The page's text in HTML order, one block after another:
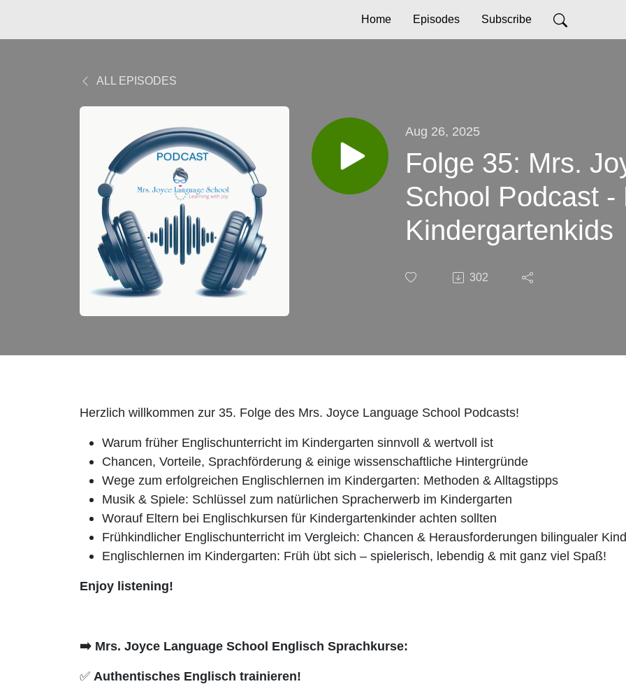
Home Episodes Subscribe
ALL EPISODES
Aug 26, 2025
Folge 35: Mrs.
School Podcast -
Kindergartenkids
302
Herzlich willkommen zur 35. Folge des Mrs. Joyce Language School Podcasts!
Warum früher Englischunterricht im Kindergarten sinnvoll & wertvoll ist
Chancen, Vorteile, Sprachförderung & einige wissenschaftliche Hintergründe
Wege zum erfolgreichen Englischlernen im Kindergarten: Methoden & Alltagstipps
Musik & Spiele: Schlüssel zum natürlichen Spracherwerb im Kindergarten
Worauf Eltern bei Englischkursen für Kindergartenkinder achten sollten
Frühkindlicher Englischunterricht im Vergleich: Chancen & Herausforderungen bilingualer
Englischlernen im Kindergarten: Früh übt sich – spielerisch, lebendig & mit ganz viel Spaß!
Enjoy listening!
➡️ Mrs. Joyce Language School Englisch Sprachkurse:
✅ Authentisches Englisch trainieren!